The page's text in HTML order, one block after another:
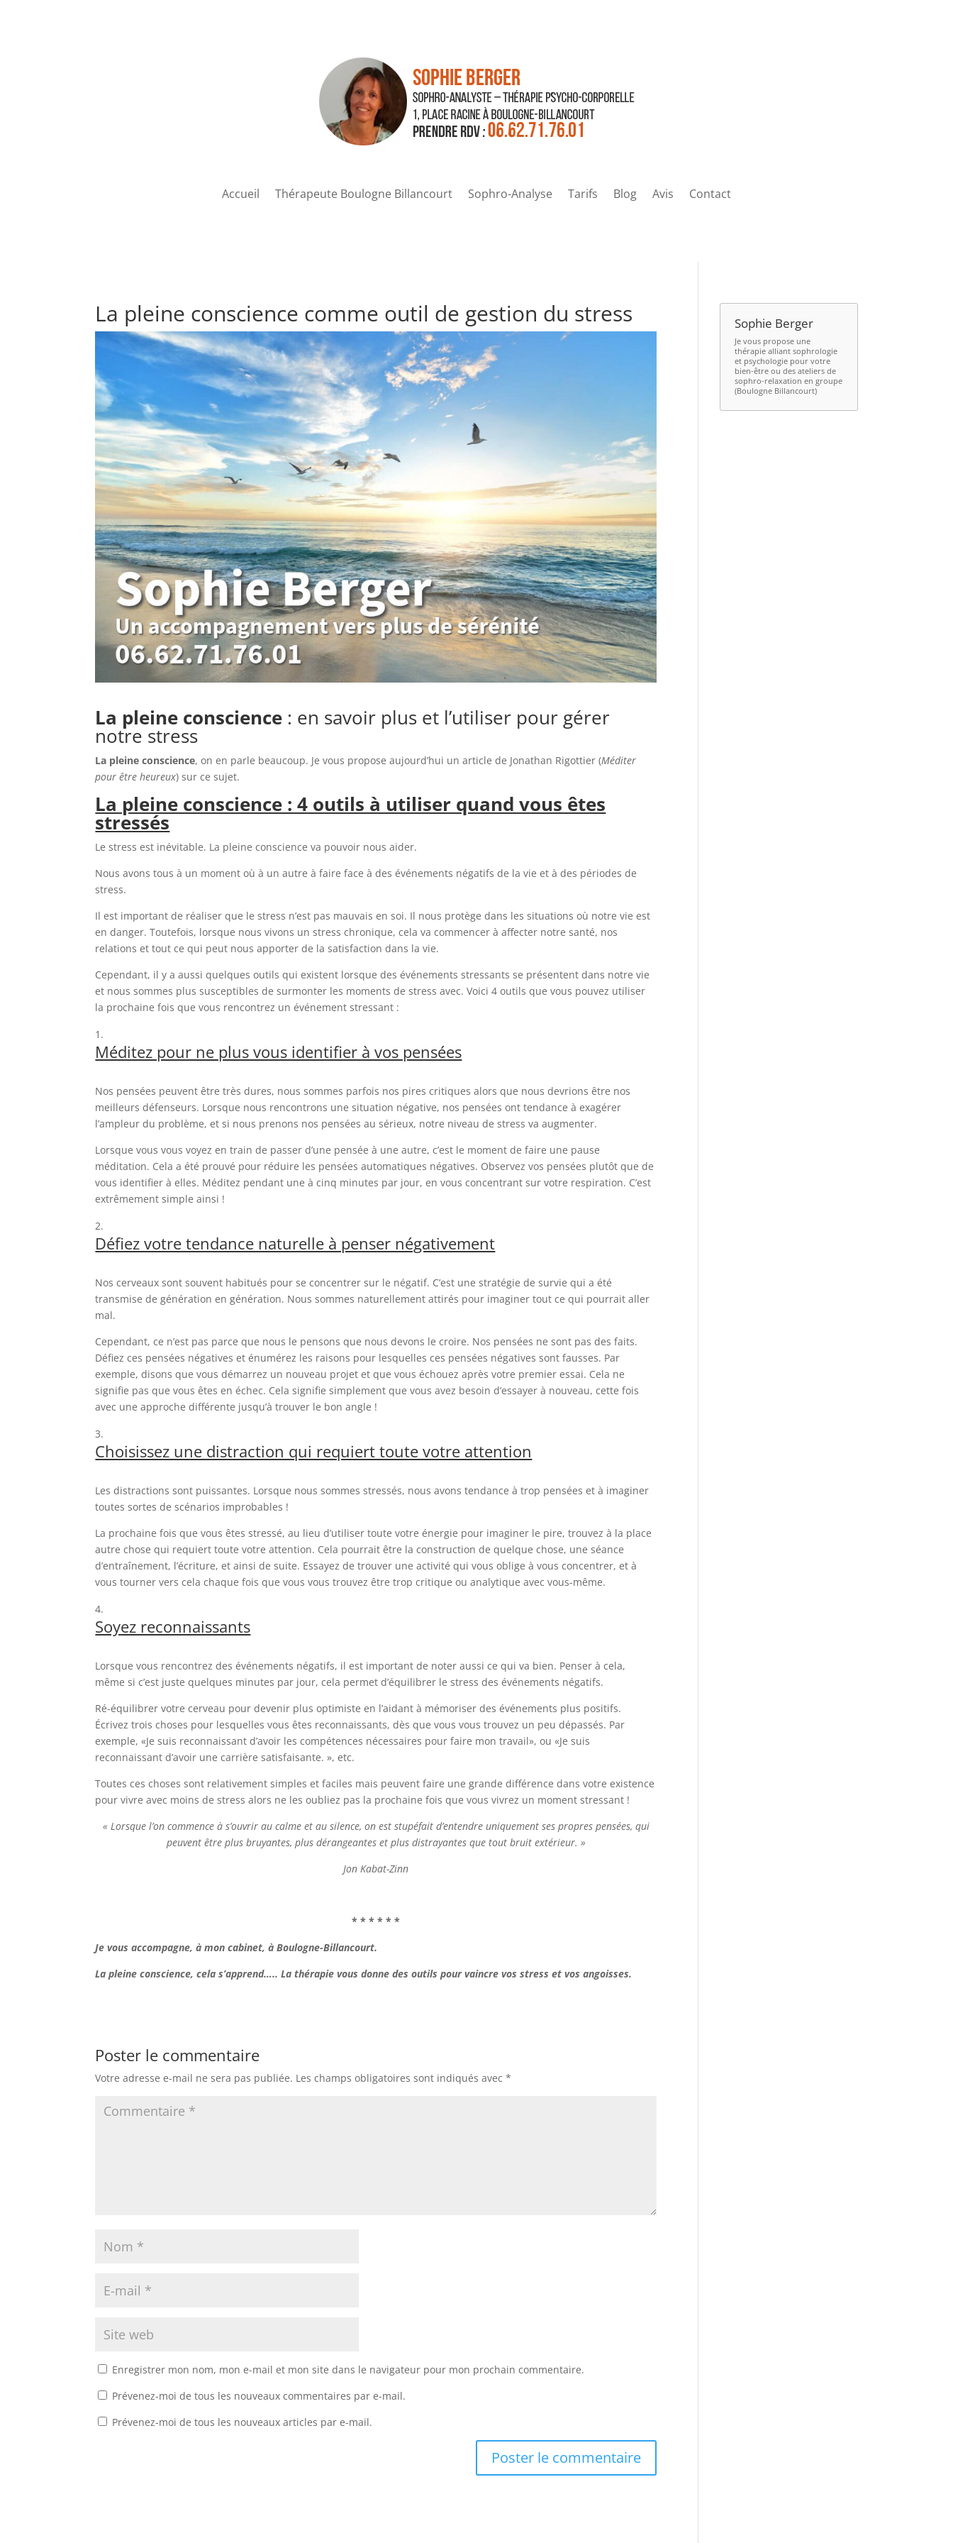
Accueil Thérapeute Boulogne Billancourt Sophro-Analyse Tarifs Blog Avis Contact
La pleine conscience comme outil de gestion du stress
La pleine conscience : en savoir plus et l’utiliser pour gérer
notre stress
La pleine conscience, on en parle beaucoup. Je vous propose aujourd’hui un article de Jonathan Rigottier (Méditer
pour être heureux) sur ce sujet.
La pleine conscience : 4 outils à utiliser quand vous êtes
stressés
Le stress est inévitable. La pleine conscience va pouvoir nous aider.
Nous avons tous à un moment où à un autre à faire face à des événements négatifs de la vie et à des périodes de
stress.
Il est important de réaliser que le stress n’est pas mauvais en soi. Il nous protège dans les situations où notre vie est
en danger. Toutefois, lorsque nous vivons un stress chronique, cela va commencer à affecter notre santé, nos
relations et tout ce qui peut nous apporter de la satisfaction dans la vie.
Cependant, il y a aussi quelques outils qui existent lorsque des événements stressants se présentent dans notre vie
et nous sommes plus susceptibles de surmonter les moments de stress avec. Voici 4 outils que vous pouvez utiliser
la prochaine fois que vous rencontrez un événement stressant :
Méditez pour ne plus vous identifier à vos pensées
Nos pensées peuvent être très dures, nous sommes parfois nos pires critiques alors que nous devrions être nos
meilleurs défenseurs. Lorsque nous rencontrons une situation négative, nos pensées ont tendance à exagérer
l’ampleur du problème, et si nous prenons nos pensées au sérieux, notre niveau de stress va augmenter.
Lorsque vous vous voyez en train de passer d’une pensée à une autre, c’est le moment de faire une pause
méditation. Cela a été prouvé pour réduire les pensées automatiques négatives. Observez vos pensées plutôt que de
vous identifier à elles. Méditez pendant une à cinq minutes par jour, en vous concentrant sur votre respiration. C’est
extrêmement simple ainsi !
Défiez votre tendance naturelle à penser négativement
Nos cerveaux sont souvent habitués pour se concentrer sur le négatif. C’est une stratégie de survie qui a été
transmise de génération en génération. Nous sommes naturellement attirés pour imaginer tout ce qui pourrait aller
mal.
Cependant, ce n’est pas parce que nous le pensons que nous devons le croire. Nos pensées ne sont pas des faits.
Défiez ces pensées négatives et énumérez les raisons pour lesquelles ces pensées négatives sont fausses. Par
exemple, disons que vous démarrez un nouveau projet et que vous échouez après votre premier essai. Cela ne
signifie pas que vous êtes en échec. Cela signifie simplement que vous avez besoin d’essayer à nouveau, cette fois
avec une approche différente jusqu’à trouver le bon angle !
Choisissez une distraction qui requiert toute votre attention
Les distractions sont puissantes. Lorsque nous sommes stressés, nous avons tendance à trop pensées et à imaginer
toutes sortes de scénarios improbables !
La prochaine fois que vous êtes stressé, au lieu d’utiliser toute votre énergie pour imaginer le pire, trouvez à la place
autre chose qui requiert toute votre attention. Cela pourrait être la construction de quelque chose, une séance
d’entraînement, l’écriture, et ainsi de suite. Essayez de trouver une activité qui vous oblige à vous concentrer, et à
vous tourner vers cela chaque fois que vous vous trouvez être trop critique ou analytique avec vous-même.
Soyez reconnaissants
Lorsque vous rencontrez des événements négatifs, il est important de noter aussi ce qui va bien. Penser à cela,
même si c’est juste quelques minutes par jour, cela permet d’équilibrer le stress des événements négatifs.
Ré-équilibrer votre cerveau pour devenir plus optimiste en l’aidant à mémoriser des événements plus positifs.
Écrivez trois choses pour lesquelles vous êtes reconnaissants, dès que vous vous trouvez un peu dépassés. Par
exemple, «Je suis reconnaissant d’avoir les compétences nécessaires pour faire mon travail», ou «Je suis
reconnaissant d’avoir une carrière satisfaisante. », etc.
Toutes ces choses sont relativement simples et faciles mais peuvent faire une grande différence dans votre existence
pour vivre avec moins de stress alors ne les oubliez pas la prochaine fois que vous vivrez un moment stressant !
« Lorsque l’on commence à s’ouvrir au calme et au silence, on est stupéfait d’entendre uniquement ses propres pensées, qui
peuvent être plus bruyantes, plus dérangeantes et plus distrayantes que tout bruit extérieur. »
Jon Kabat-Zinn
* * * * * *
Je vous accompagne, à mon cabinet, à Boulogne-Billancourt.
La pleine conscience, cela s’apprend….. La thérapie vous donne des outils pour vaincre vos stress et vos angoisses.
Poster le commentaire
Votre adresse e-mail ne sera pas publiée. Les champs obligatoires sont indiqués avec*
Enregistrer mon nom, mon e-mail et mon site dans le navigateur pour mon prochain commentaire.
Prévenez-moi de tous les nouveaux commentaires par e-mail.
Prévenez-moi de tous les nouveaux articles par e-mail.
Sophie Berger
Je vous propose une
thérapie alliantsophrologie
et psychologie pour votre
bien-être ou des ateliers de
sophro-relaxation en groupe
(Boulogne Billancourt)